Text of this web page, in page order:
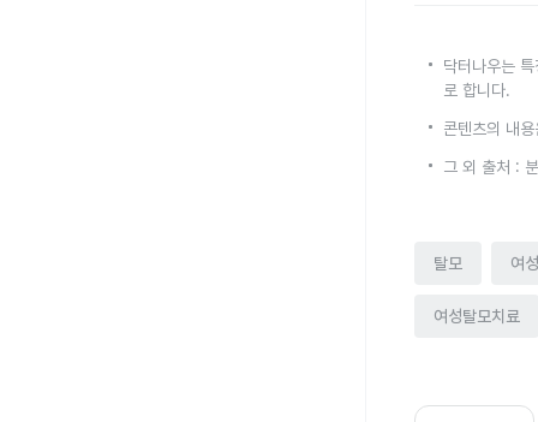
닥터나우는
로 합니다.
콘텐츠의 내
그 외 출처 :
탈모 여
여성탈모치료